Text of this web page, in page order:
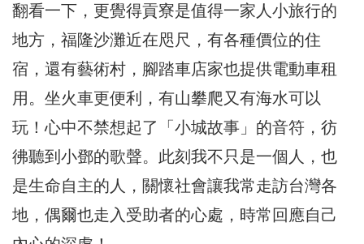
翻看一下，更覺得貢寮是值得一家人小旅行的
地方，福隆沙灘近在咫尺，有各種價位的住
宿，還有藝術村，腳踏車店家也提供電動車租
用。坐火車更便利，有山攀爬又有海水可以
玩！心中不禁想起了「小城故事」的音符，彷
彿聽到小鄧的歌聲。此刻我不只是一個人，也
是生命自主的人，關懷社會讓我常走訪台灣各
地，偶爾也走入受助者的心處，時常回應自己